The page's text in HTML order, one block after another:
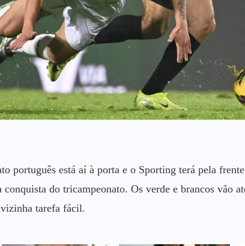
português está aí à porta e o Sporting terá pela
do tricampeonato. Os verde e brancos vão
tarefa fácil.